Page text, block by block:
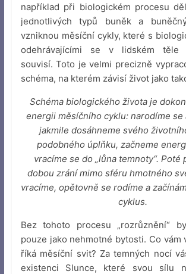
například při biologickém procesu
jednotlivých typů buněk a
vzniknou měsíční cykly, které s
odehrávajícími se v lidském těle
souvisí. Toto je velmi precizně
schéma, na kterém závisí život jako
Schéma biologického života je
energii měsíčního cyklu: narodíme se
jakmile dosáhneme svého
podobného úplňku, začneme
vracíme se do „lůna temnoty“. Poté
dobou zrání mimo sféru hmotného
vracíme, opětovně se rodíme a
cyklus.
Bez tohoto procesu „rozrůznění“
pouze jako nehmotné bytosti. Co vám
říká měsíční svit? Za temných nocí
existenci Slunce, které svou sílu